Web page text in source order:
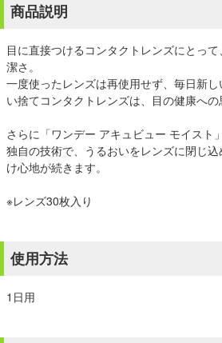
商品説明
目に直接つけるコンタクトレンズにとっ
潔さ。
一度使ったレンズは再使用せず、毎日新
い捨てコンタクトレンズは、目の健康への
さらに「ワンデー アキュビュー モイスト
独自の技術で、うるおいをレンズに閉じ
け心地が続きます。
※レンズ30枚入り
使用方法
1日用